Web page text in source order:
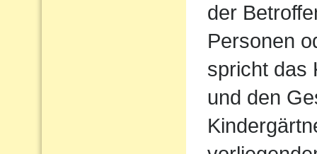
der
Personen
spricht das
und den